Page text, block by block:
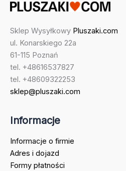
Sklep Wysyłkowy Pluszaki.com
ul. Konarskiego 22a
61-115 Poznań
tel. +48616537827
tel. +48609322253
sklep@pluszaki.com
Informacje
Informacje o firmie
Adres i dojazd
Formy płatności